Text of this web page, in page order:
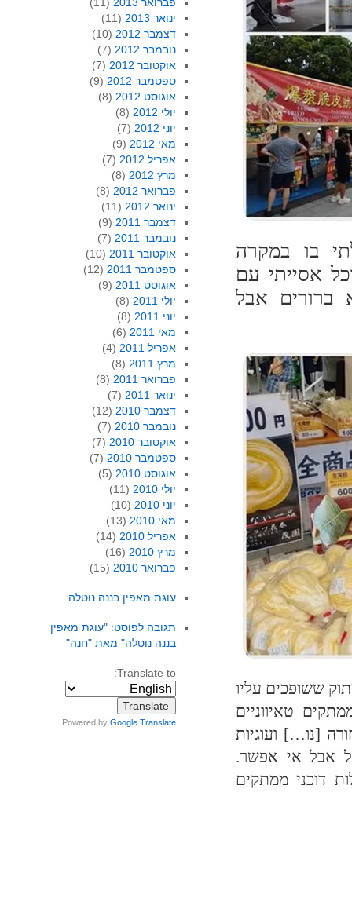
בו במקרה
אסייתי עם
ברורים אבל
ששופכים עליו
טאיווניים
[נו…] ועוגיות
אבל אי אפשר.
דוכני ממתקים
ינואר 2013
(11)
דצמבר 2012
(10)
נובמבר 2012
(7)
אוקטובר 2012
(7)
ספטמבר 2012
(9)
אוגוסט 2012
(8)
יולי 2012
(8)
יוני 2012
(7)
מאי 2012
(9)
אפריל 2012
(7)
מרץ 2012
(8)
פברואר 2012
(8)
ינואר 2012
(11)
דצמבר 2011
(9)
נובמבר 2011
(7)
אוקטובר 2011
(10)
ספטמבר 2011
(12)
אוגוסט 2011
(9)
יולי 2011
(8)
יוני 2011
(8)
מאי 2011
(6)
אפריל 2011
(4)
מרץ 2011
(8)
פברואר 2011
(8)
ינואר 2011
(7)
דצמבר 2010
(12)
נובמבר 2010
(7)
אוקטובר 2010
(7)
ספטמבר 2010
(7)
אוגוסט 2010
(5)
יולי 2010
(11)
יוני 2010
(10)
מאי 2010
(13)
אפריל 2010
(14)
מרץ 2010
(16)
פברואר 2010
(15)
עוגת מאפין בננה נוטלה
תגובה לפוסט: "עוגת מאפין
בננה נוטלה" מאת "חנה"
Translate to:
Powered byGoogle Translate